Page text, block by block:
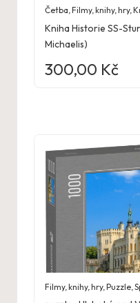
Četba,Filmy, knihy, hry,
Kniha Historie SS-
Michaelis)
300,00 Kč
Filmy, knihy, hry,Puzzle ,